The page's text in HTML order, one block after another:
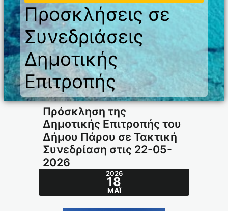
Προσκλήσεις σε
Συνεδριάσεις
Δημοτικής
Επιτροπής
Πρόσκληση της
Δημοτικής Επιτροπής του
Δήμου Πάρου σε Τακτική
Συνεδρίαση στις 22-05-
2026
2026
18
ΜΆΙ